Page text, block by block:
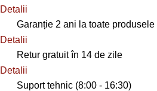
Detalii
Garanție 2 ani la toate produsele
Detalii
Retur gratuit în 14 de zile
Detalii
Suport tehnic (8:00 - 16:30)